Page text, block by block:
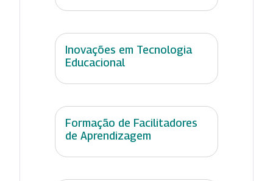
Inovações em Tecnologia
Educacional
Formação de Facilitadores
de Aprendizagem